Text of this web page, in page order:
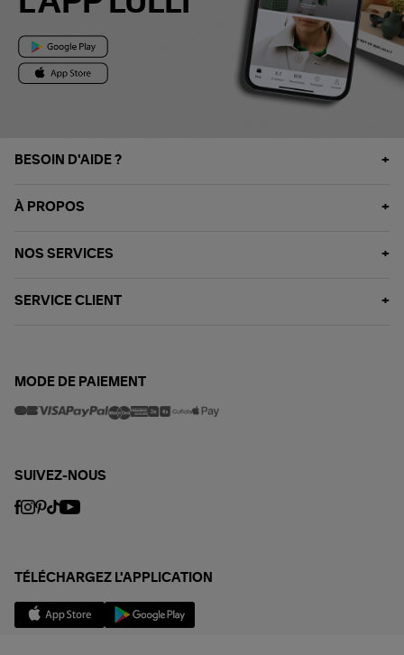
BESOIN D'AIDE ?
À PROPOS
NOS SERVICES
SERVICE CLIENT
MODE DE PAIEMENT
SUIVEZ-NOUS
TÉLÉCHARGEZ L'APPLICATION